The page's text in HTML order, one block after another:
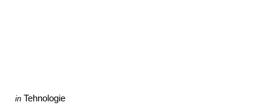
Categories
Posted
in Tehnologie